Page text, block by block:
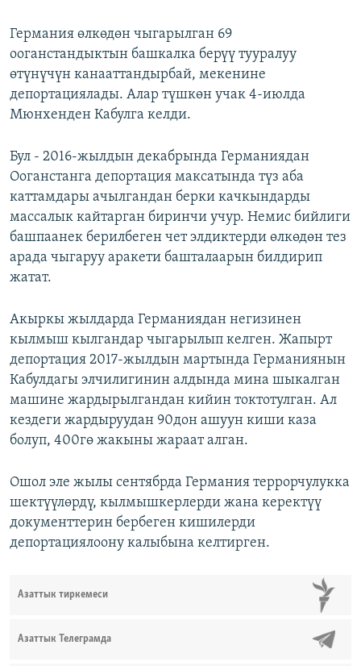
Германия өлкөдөн чыгарылган 69
ооганстандыктын башкалка берүү тууралуу
өтүнүчүн канааттандырбай, мекенине
депортациялады. Алар түшкөн учак 4-июлда
Мюнхенден Кабулга келди.
Бул - 2016-жылдын декабрында Германиядан
Ооганстанга депортация максатында түз аба
каттамдары ачылгандан берки качкындарды
массалык кайтарган биринчи учур. Немис бийлиги
башпаанек берилбеген чет элдиктерди өлкөдөн тез
арада чыгаруу аракети башталаарын билдирип
жатат.
Акыркы жылдарда Германиядан негизинен
кылмыш кылгандар чыгарылып келген. Жапырт
депортация 2017-жылдын мартында Германиянын
Кабулдагы элчилигинин алдында мина шыкалган
машине жардырылгандан кийин токтотулган. Ал
кездеги жардыруудан 90дон ашуун киши каза
болуп, 400гө жакыны жараат алган.
Ошол эле жылы сентябрда Германия террорчулукка
шектүүлөрдү, кылмышкерлерди жана керектүү
документтерин бербеген кишилерди
депортациялоону калыбына келтирген.
Азаттык тиркемеси
Азаттык Телеграмда